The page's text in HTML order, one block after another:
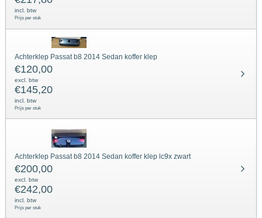
incl. btw
Prijs per stuk
Achterklep Passat b8 2014 Sedan koffer klep
€120,00
excl. btw
€145,20
incl. btw
Prijs per stuk
Achterklep Passat b8 2014 Sedan koffer klep lc9x zwart
€200,00
excl. btw
€242,00
incl. btw
Prijs per stuk